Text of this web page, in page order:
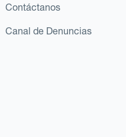
Contáctanos
Canal de Denuncias